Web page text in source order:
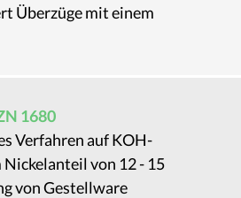
Überzüge mit einem
1680
Verfahren auf KOH-
von 12 - 15
von Gestellware